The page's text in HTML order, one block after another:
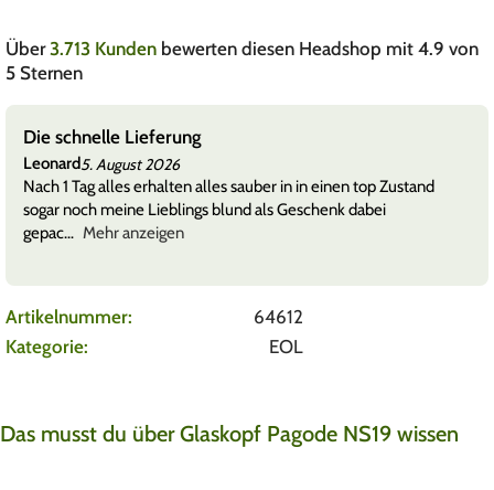
Über3.713 Kunden bewerten diesen Headshop mit 4.9 von
5 Sternen
Die schnelle Lieferung
Leonard5. August 2026
Nach 1 Tag alles erhalten alles sauber in in einen top Zustand
sogar noch meine Lieblings blund als Geschenk dabei
gepac
Mehr anzeigen
Artikelnummer:
64612
Kategorie:
EOL
Das musst du über Glaskopf Pagode NS19 wissen